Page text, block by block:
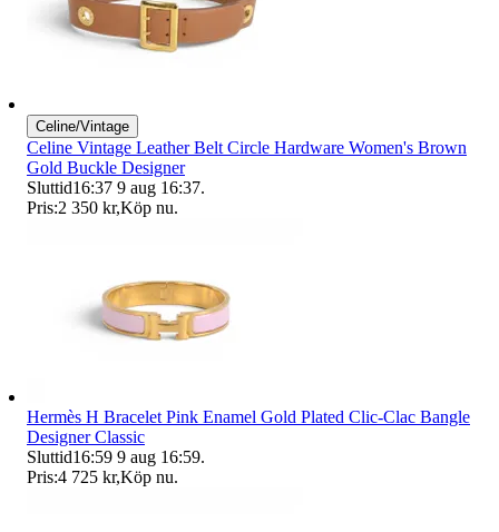
Celine/Vintage
Celine Vintage Leather Belt Circle Hardware Women's Brown
Gold Buckle Designer
Sluttid16:37 9 aug 16:37.
Pris:2 350 kr,Köp nu.
Hermès H Bracelet Pink Enamel Gold Plated Clic-Clac Bangle
Designer Classic
Sluttid16:59 9 aug 16:59.
Pris:4 725 kr,Köp nu.